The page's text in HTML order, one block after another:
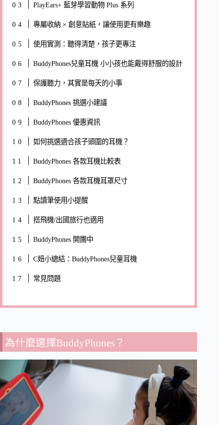
PlayEars+ 藍芽學習動物 Plus 系列
專屬收納 × 創意貼紙，讓使用更有樂趣
使用實測：聽得清楚，孩子更專注
BuddyPhones兒童耳機 小小孩也能戴得舒服的設計
保護聽力，其實是每天的小事
BuddyPhones 挑選小建議
BuddyPhones 優惠資訊
如何挑選適合孩子頭圍的耳機？
BuddyPhones 各款耳機比較表
BuddyPhones 各款耳機耳罩尺寸
點讀筆使用小提醒
搭飛機/出國旅行也適用
BuddyPhones 開團中
C妞小總結：BuddyPhones兒童耳機
常見問題
為什麼選擇BuddyPhones？